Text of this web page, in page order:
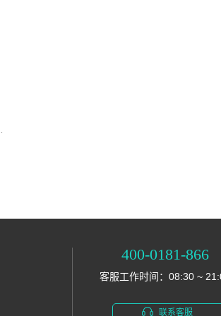
400-0181-866
客服工作时间：08:30 ~
联系客服